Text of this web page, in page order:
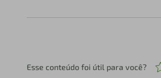
Esse conteúdo foi útil para você?